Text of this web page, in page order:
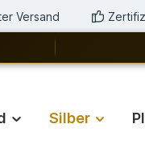
Versand
Silber